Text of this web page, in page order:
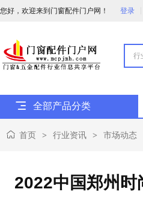
您好，欢迎来到门窗配件门户网！ 登录
全部产品分类
首页 > 行业资讯 > 市场动态
2022中国郑州时